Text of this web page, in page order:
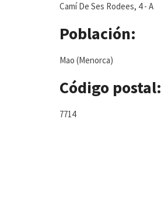
Camí De Ses Rodees, 4 - A
Población:
Mao (Menorca)
Código postal:
7714